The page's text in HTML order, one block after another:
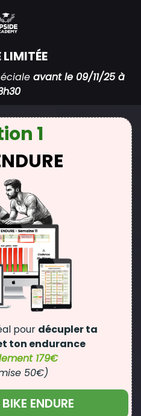
LIMITÉE
avant le 09/11/25 à
1
pour décupler ta
ton endurance
179€
50€)
ENDURE